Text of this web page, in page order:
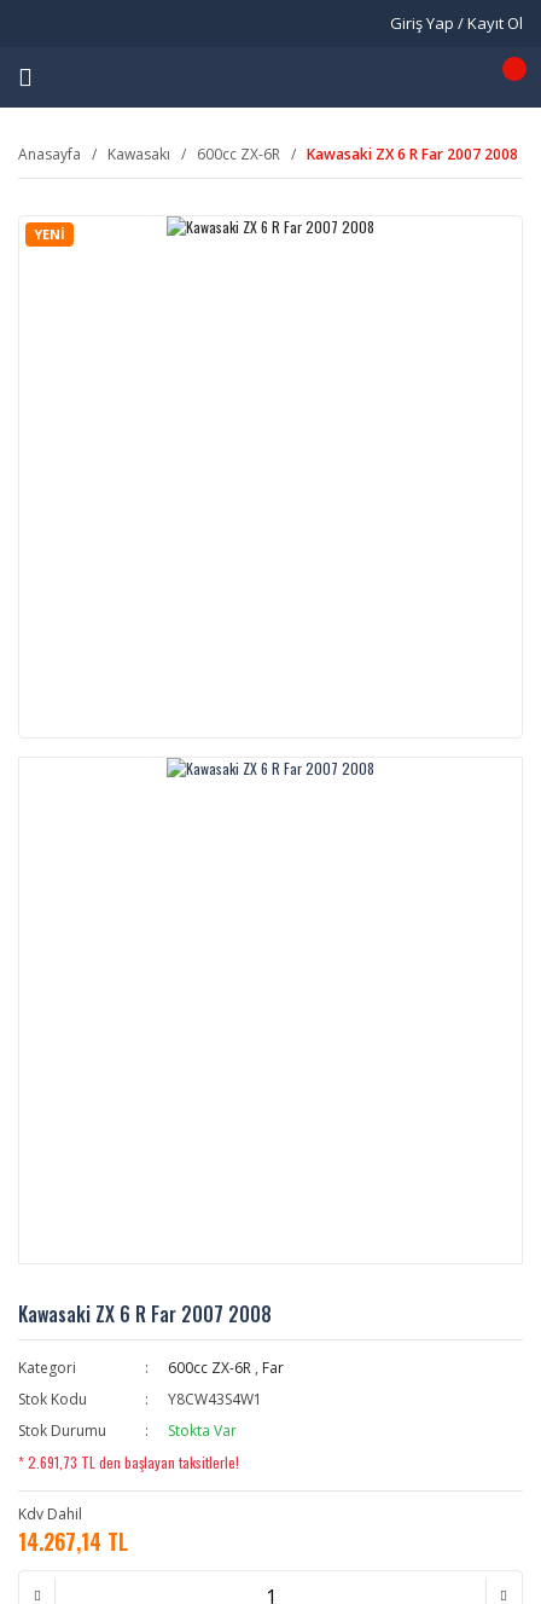
Giriş Yap / Kayıt Ol
Anasayfa Kawasakı 600cc ZX-6R Kawasaki ZX 6 R Far 2007 2008
YENİ
Kawasaki ZX 6 R Far 2007 2008
Kategori 600cc ZX-6R , Far
Stok Kodu
Y8CW43S4W1
Stok Durumu
Stokta Var
* 2.691,73 TL den başlayan taksitlerle!
Kdv Dahil
14.267,14 TL